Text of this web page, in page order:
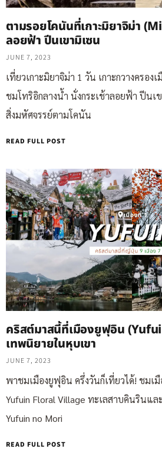
ตามรอยโคนันที่เกาะมิยาจิม่า
ลอยฟ้า ปีนเขามิเซน
JUNE 7, 2023
เที่ยวเกาะมิยาจิม่า 1 วัน เกาะกวางครอ
ชมโทริอิกลางน้ำ นั่งกระเช้าลอยฟ้า ปีนเ
สิ่งมหัศจรรย์ตามโคนัน
READ FULL POST
คริสต์มาสนี้ที่เมืองยูฟุอิน
เทพนิยายในหุบเขา
JUNE 7, 2023
พาชมเมืองยูฟุอิน ครึ่งวันก็เที่ยวได้! ชมเ
Yufuin Floral Village ทะเลสาบคินรินแ
Yufuin no Mori
READ FULL POST